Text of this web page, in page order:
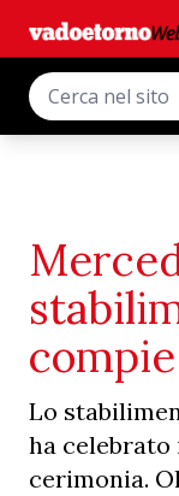
Lo
ha celebrato
cerimonia.